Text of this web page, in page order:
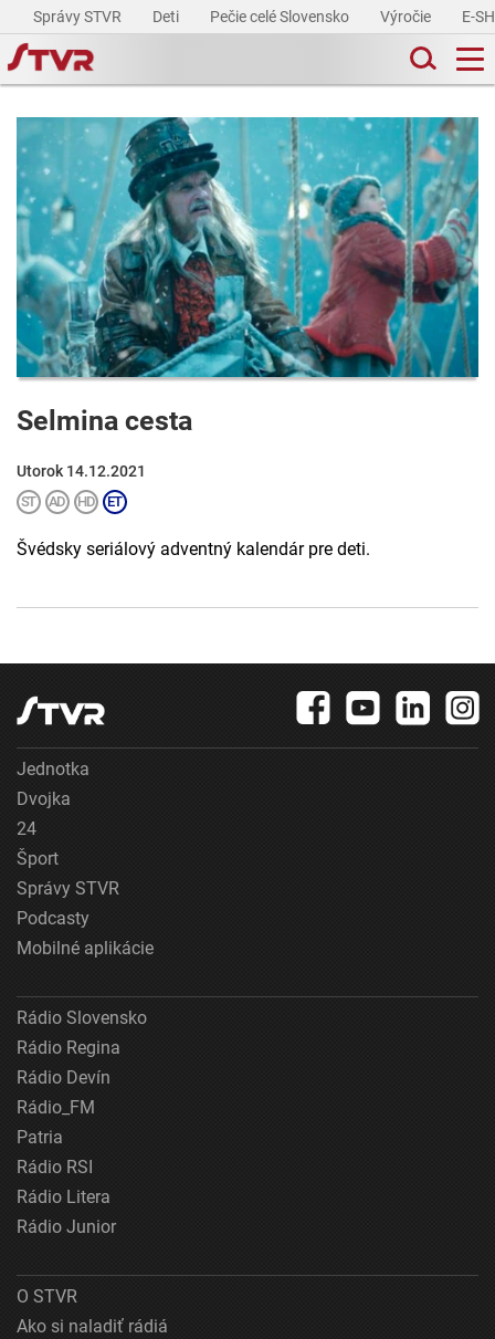
Správy STVR Deti Pečie celé Slovensko Výročie E-
Selmina cesta
Utorok 14.12.2021
Švédsky seriálový adventný kalendár pre deti.
Jednotka
Dvojka
24
Šport
Správy STVR
Podcasty
Mobilné aplikácie
Rádio Slovensko
Rádio Regina
Rádio Devín
Rádio_FM
Patria
Rádio RSI
Rádio Litera
Rádio Junior
O STVR
Ako si naladiť rádiá